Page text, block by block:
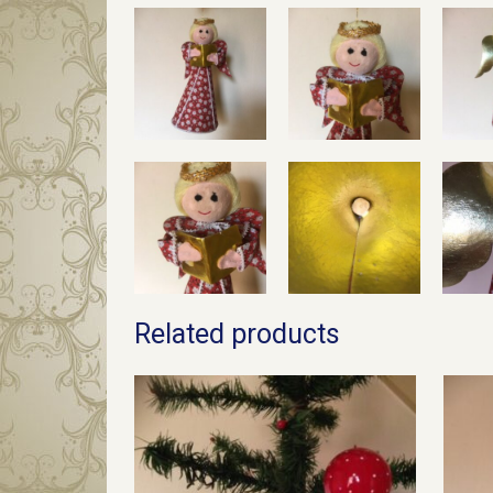
Related products